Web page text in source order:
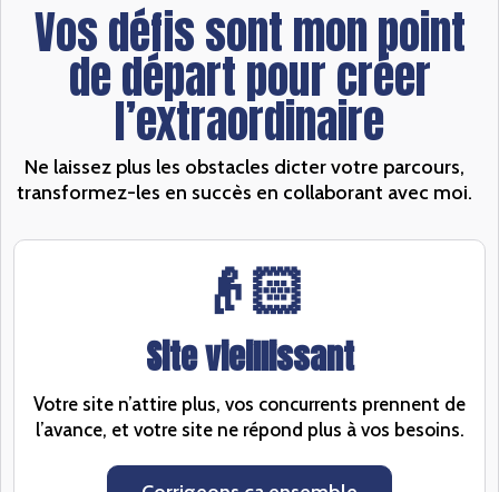
Vos défis sont mon point
de départ pour créer
l’extraordinaire
Ne laissez plus les obstacles dicter votre parcours,
transformez-les en succès en collaborant avec moi.
👴🏻
Site vieillissant
Votre site n’attire plus, vos concurrents prennent de
l’avance, et votre site ne répond plus à vos besoins.